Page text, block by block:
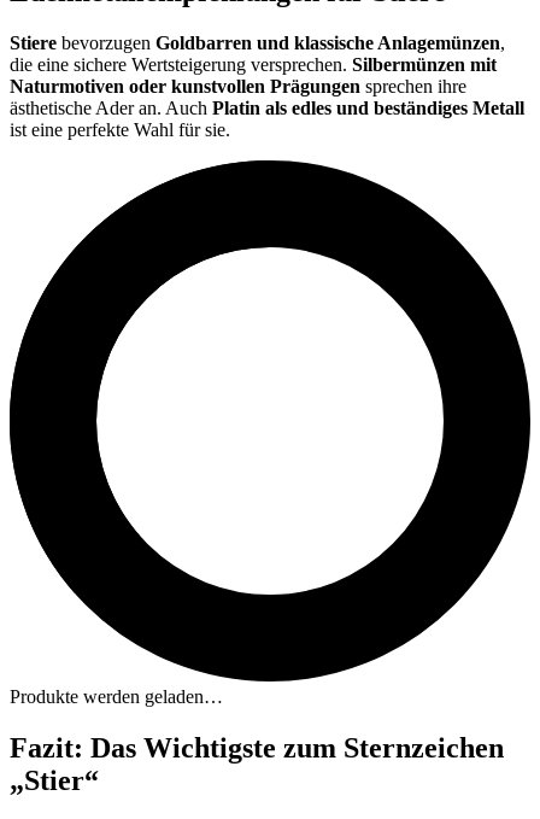
Stiere bevorzugen Goldbarren und klassische Anlagemünzen,
die eine sichere Wertsteigerung versprechen. Silbermünzen mit
Naturmotiven oder kunstvollen Prägungen sprechen ihre
ästhetische Ader an. Auch Platin als edles und beständiges Metall
ist eine perfekte Wahl für sie.
Produkte werden geladen…
Fazit: Das Wichtigste zum Sternzeichen
„Stier“